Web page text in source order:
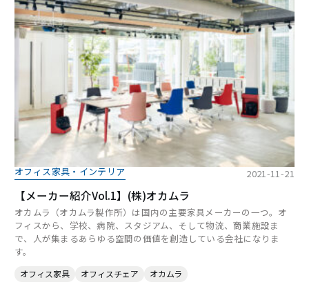
オフィス家具・インテリア 2021-11-21
【メーカー紹介Vol.1】(株)オカムラ
オカムラ（オカムラ製作所）は国内の主要家具メーカーの一つ。オ
フィスから、学校、病院、スタジアム、そして物流、商業施設ま
で、人が集まるあらゆる空間の価値を創造している会社になりま
す。
オフィス家具 オフィスチェア オカムラ